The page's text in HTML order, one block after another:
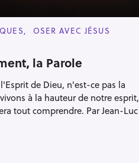
OSER AVEC JÉSUS
la Parole
de Dieu, n'est-ce pas la
à la hauteur de notre esprit,
tout comprendre. Par Jean-Luc